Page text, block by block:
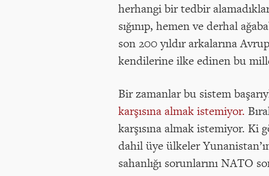
herhangi bir tedbir
sığınıp, hemen ve derhal
son 200 yıldır arkalarına
kendilerine ilke edinen bu
Bir zamanlar bu sistem
karşısına almak istemiyor.
karşısına almak istemiyor. Ki
dahil üye ülkeler
sahanlığı sorunlarını NATO